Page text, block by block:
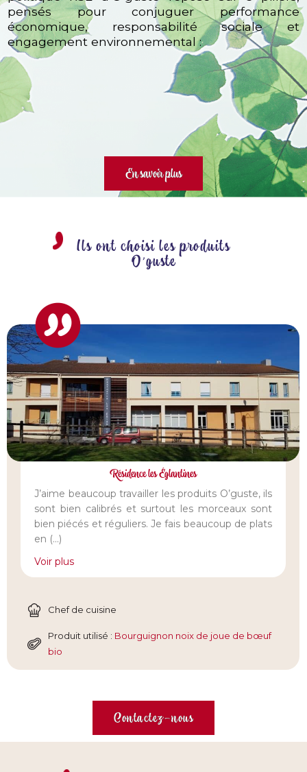
pensés pour conjuguer performance
économique, responsabilité sociale et
engagement environnemental :
En savoir plus
Ils ont choisi les produits
O'guste
Résidence les Églantines
J’aime beaucoup travailler les produits O’guste, ils
sont bien calibrés et surtout les morceaux sont
bien piécés et réguliers. Je fais beaucoup de plats
en (...)
Voir plus
Chef de cuisine
Produit utilisé : Bourguignon noix de joue de bœuf
bio
Contactez-nous